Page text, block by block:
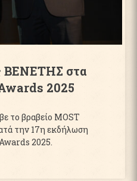
ΒΕΝΕΤΗΣ στα
2025
το βραβείο MOST
την 17η εκδήλωση
2025.